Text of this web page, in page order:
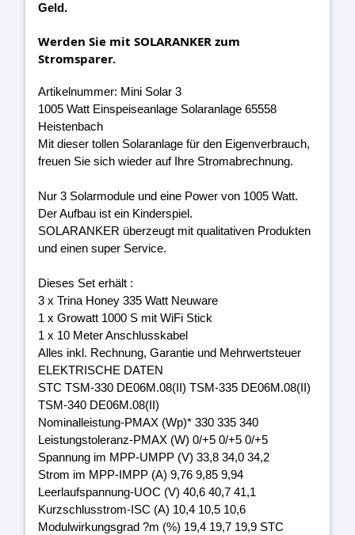
Geld.
Werden Sie mit SOLARANKER zum
Stromsparer.
Artikelnummer: Mini Solar 3
1005 Watt Einspeiseanlage Solaranlage 65558
Heistenbach
Mit dieser tollen Solaranlage für den Eigenverbrauch,
freuen Sie sich wieder auf Ihre Stromabrechnung.
Nur 3 Solarmodule und eine Power von 1005 Watt.
Der Aufbau ist ein Kinderspiel.
SOLARANKER überzeugt mit qualitativen Produkten
und einen super Service.
Dieses Set erhält :
3 x Trina Honey 335 Watt Neuware
1 x Growatt 1000 S mit WiFi Stick
1 x 10 Meter Anschlusskabel
Alles inkl. Rechnung, Garantie und Mehrwertsteuer
ELEKTRISCHE DATEN
STC TSM-330 DE06M.08(II) TSM-335 DE06M.08(II)
TSM-340 DE06M.08(II)
Nominalleistung-PMAX (Wp)* 330 335 340
Leistungstoleranz-PMAX (W) 0/+5 0/+5 0/+5
Spannung im MPP-UMPP (V) 33,8 34,0 34,2
Strom im MPP-IMPP (A) 9,76 9,85 9,94
Leerlaufspannung-UOC (V) 40,6 40,7 41,1
Kurzschlusstrom-ISC (A) 10,4 10,5 10,6
Modulwirkungsgrad ?m (%) 19,4 19,7 19,9 STC